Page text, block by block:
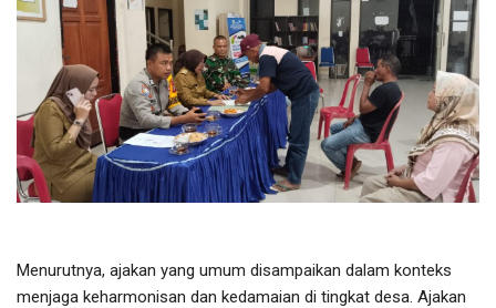
Menurutnya, ajakan yang umum disampaikan dalam konteks
menjaga keharmonisan dan kedamaian di tingkat desa. Ajakan